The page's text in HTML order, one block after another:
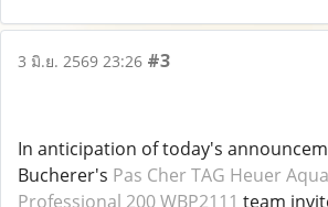
3 มิ.ย. 2569 23:26 #3
In anticipation of today's
Bucherer's Pas Cher TAG Heuer
Professional 200 WBP2111 team